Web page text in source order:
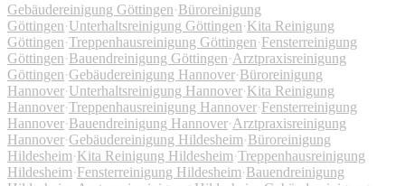
Gebäudereinigung Göttingen·Büroreinigung
Göttingen·Unterhaltsreinigung Göttingen·Kita Reinigung
Göttingen·Treppenhausreinigung Göttingen·Fensterreinigung
Göttingen·Bauendreinigung Göttingen·Arztpraxisreinigung
Göttingen·Gebäudereinigung Hannover·Büroreinigung
Hannover·Unterhaltsreinigung Hannover·Kita Reinigung
Hannover·Treppenhausreinigung Hannover·Fensterreinigung
Hannover·Bauendreinigung Hannover·Arztpraxisreinigung
Hannover·Gebäudereinigung Hildesheim·Büroreinigung
Hildesheim·Kita Reinigung Hildesheim·Treppenhausreinigung
Hildesheim·Fensterreinigung Hildesheim·Bauendreinigung